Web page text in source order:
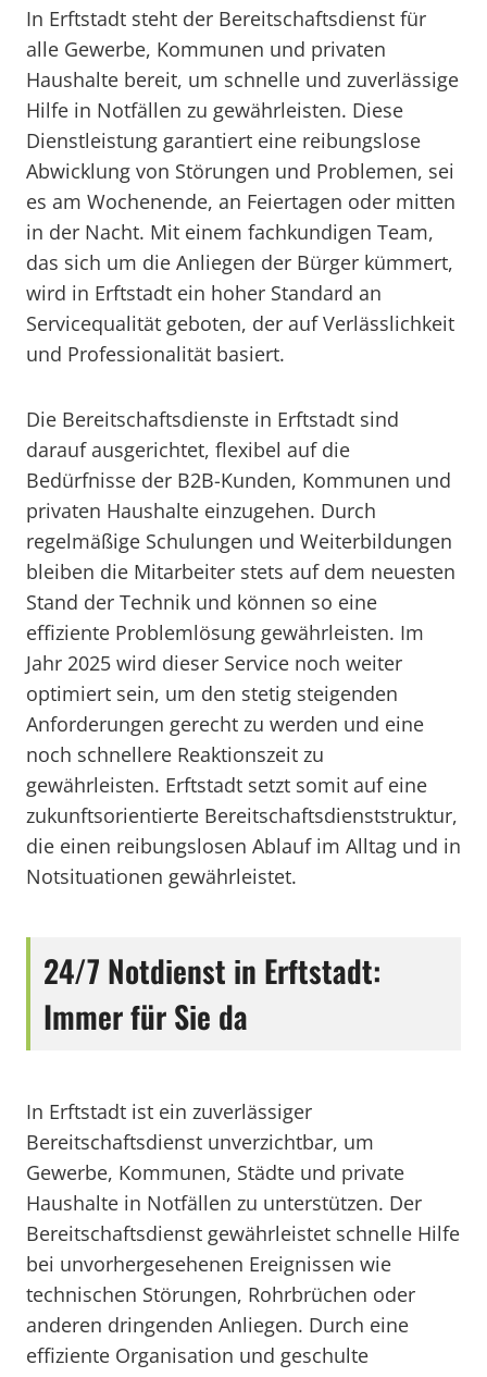
In Erftstadt steht der Bereitschaftsdienst für
alle Gewerbe, Kommunen und privaten
Haushalte bereit, um schnelle und zuverlässige
Hilfe in Notfällen zu gewährleisten. Diese
Dienstleistung garantiert eine reibungslose
Abwicklung von Störungen und Problemen, sei
es am Wochenende, an Feiertagen oder mitten
in der Nacht. Mit einem fachkundigen Team,
das sich um die Anliegen der Bürger kümmert,
wird in Erftstadt ein hoher Standard an
Servicequalität geboten, der auf Verlässlichkeit
und Professionalität basiert.
Die Bereitschaftsdienste in Erftstadt sind
darauf ausgerichtet, flexibel auf die
Bedürfnisse der B2B-Kunden, Kommunen und
privaten Haushalte einzugehen. Durch
regelmäßige Schulungen und Weiterbildungen
bleiben die Mitarbeiter stets auf dem neuesten
Stand der Technik und können so eine
effiziente Problemlösung gewährleisten. Im
Jahr 2025 wird dieser Service noch weiter
optimiert sein, um den stetig steigenden
Anforderungen gerecht zu werden und eine
noch schnellere Reaktionszeit zu
gewährleisten. Erftstadt setzt somit auf eine
zukunftsorientierte Bereitschaftsdienststruktur,
die einen reibungslosen Ablauf im Alltag und in
Notsituationen gewährleistet.
24/7 Notdienst in Erftstadt:
Immer für Sie da
In Erftstadt ist ein zuverlässiger
Bereitschaftsdienst unverzichtbar, um
Gewerbe, Kommunen, Städte und private
Haushalte in Notfällen zu unterstützen. Der
Bereitschaftsdienst gewährleistet schnelle Hilfe
bei unvorhergesehenen Ereignissen wie
technischen Störungen, Rohrbrüchen oder
anderen dringenden Anliegen. Durch eine
effiziente Organisation und geschulte